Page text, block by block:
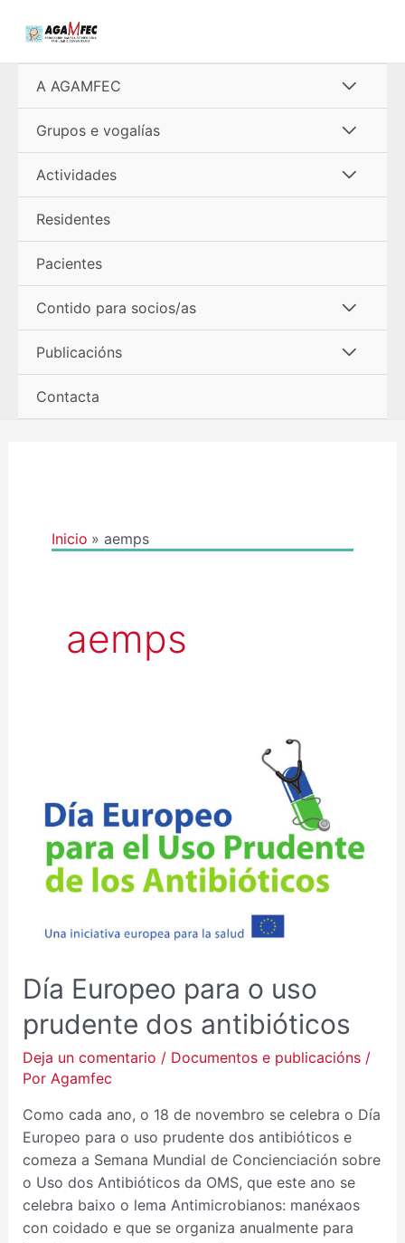
A AGAMFEC
menú
Grupos e vogalías
menú
Actividades
Residentes
Pacientes
Contido para socios/as
menú
Publicacións
Contacta
Inicio aemps
aemps
Día Europeo para o uso
prudente dos antibióticos
Deja un comentario / Documentos e publicacións/
Por Agamfec
Como cada ano, o 18 de novembro se celebra o Día
Europeo para o uso prudente dos antibióticos e
comeza a Semana Mundial de Concienciación sobre
o Uso dos Antibióticos da OMS, que este ano se
celebra baixo o lema Antimicrobianos: manéxaos
con coidado e que se organiza anualmente para
O
USO
PRUDENTE
DOS